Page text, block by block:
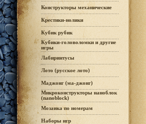
Конструкторы механические
Крестики-нолики
Кубик рубик
Кубики-головоломки и другие
игры
Лабиринтусы
Лото (русское лото)
Маджонг (ма-джонг)
Микроконструкторы наноблок
(nanoblock)
Мозаика по номерам
Наборы игр